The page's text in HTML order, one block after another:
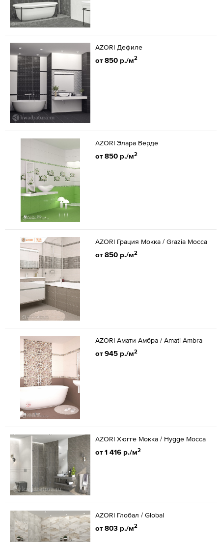
AZORI Дефиле
от 850 р./м2
AZORI Элара Верде
от 850 р./м2
AZORI Грация Мокка / Grazia Mocca
от 850 р./м2
AZORI Амати Амбра / Amati Ambra
от 945 р./м2
AZORI Хюгге Мокка / Hygge Mocca
от 1 416 р./м2
AZORI Глобал / Global
от 803 р./м2